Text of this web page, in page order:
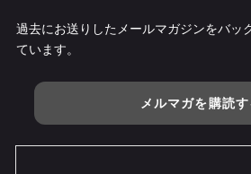
過去にお送りしたメールマガジンをバッ
ています。
メルマガを購読す